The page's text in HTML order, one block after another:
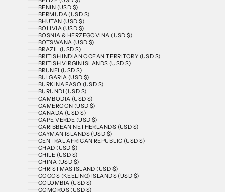
BENIN (USD $)
BERMUDA (USD $)
BHUTAN (USD $)
BOLIVIA (USD $)
BOSNIA & HERZEGOVINA (USD $)
BOTSWANA (USD $)
BRAZIL (USD $)
BRITISH INDIAN OCEAN TERRITORY (USD $)
BRITISH VIRGIN ISLANDS (USD $)
BRUNEI (USD $)
BULGARIA (USD $)
BURKINA FASO (USD $)
BURUNDI (USD $)
CAMBODIA (USD $)
CAMEROON (USD $)
CANADA (USD $)
CAPE VERDE (USD $)
CARIBBEAN NETHERLANDS (USD $)
CAYMAN ISLANDS (USD $)
CENTRAL AFRICAN REPUBLIC (USD $)
CHAD (USD $)
CHILE (USD $)
CHINA (USD $)
CHRISTMAS ISLAND (USD $)
COCOS (KEELING) ISLANDS (USD $)
COLOMBIA (USD $)
COMOROS (USD $)